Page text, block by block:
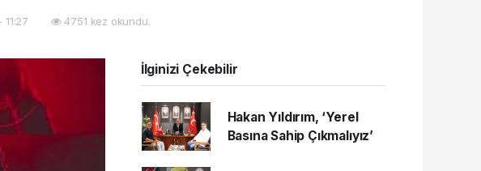
4751 kez okundu.
İlginizi Çekebilir
Hakan Yıldırım, ‘Yerel
Basına Sahip Çıkmalıyız’